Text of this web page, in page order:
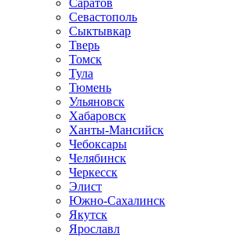
Саратов
Севастополь
Сыктывкар
Тверь
Томск
Тула
Тюмень
Ульяновск
Хабаровск
Ханты-Мансийск
Чебоксары
Челябинск
Черкесск
Элист
Южно-Сахалинск
Якутск
Ярославл